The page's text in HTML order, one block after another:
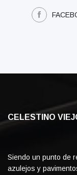
CELESTINO
Siendo un punto de
azulejos y